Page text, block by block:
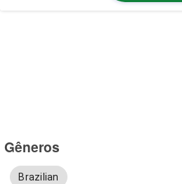
Gêneros
Brazilian